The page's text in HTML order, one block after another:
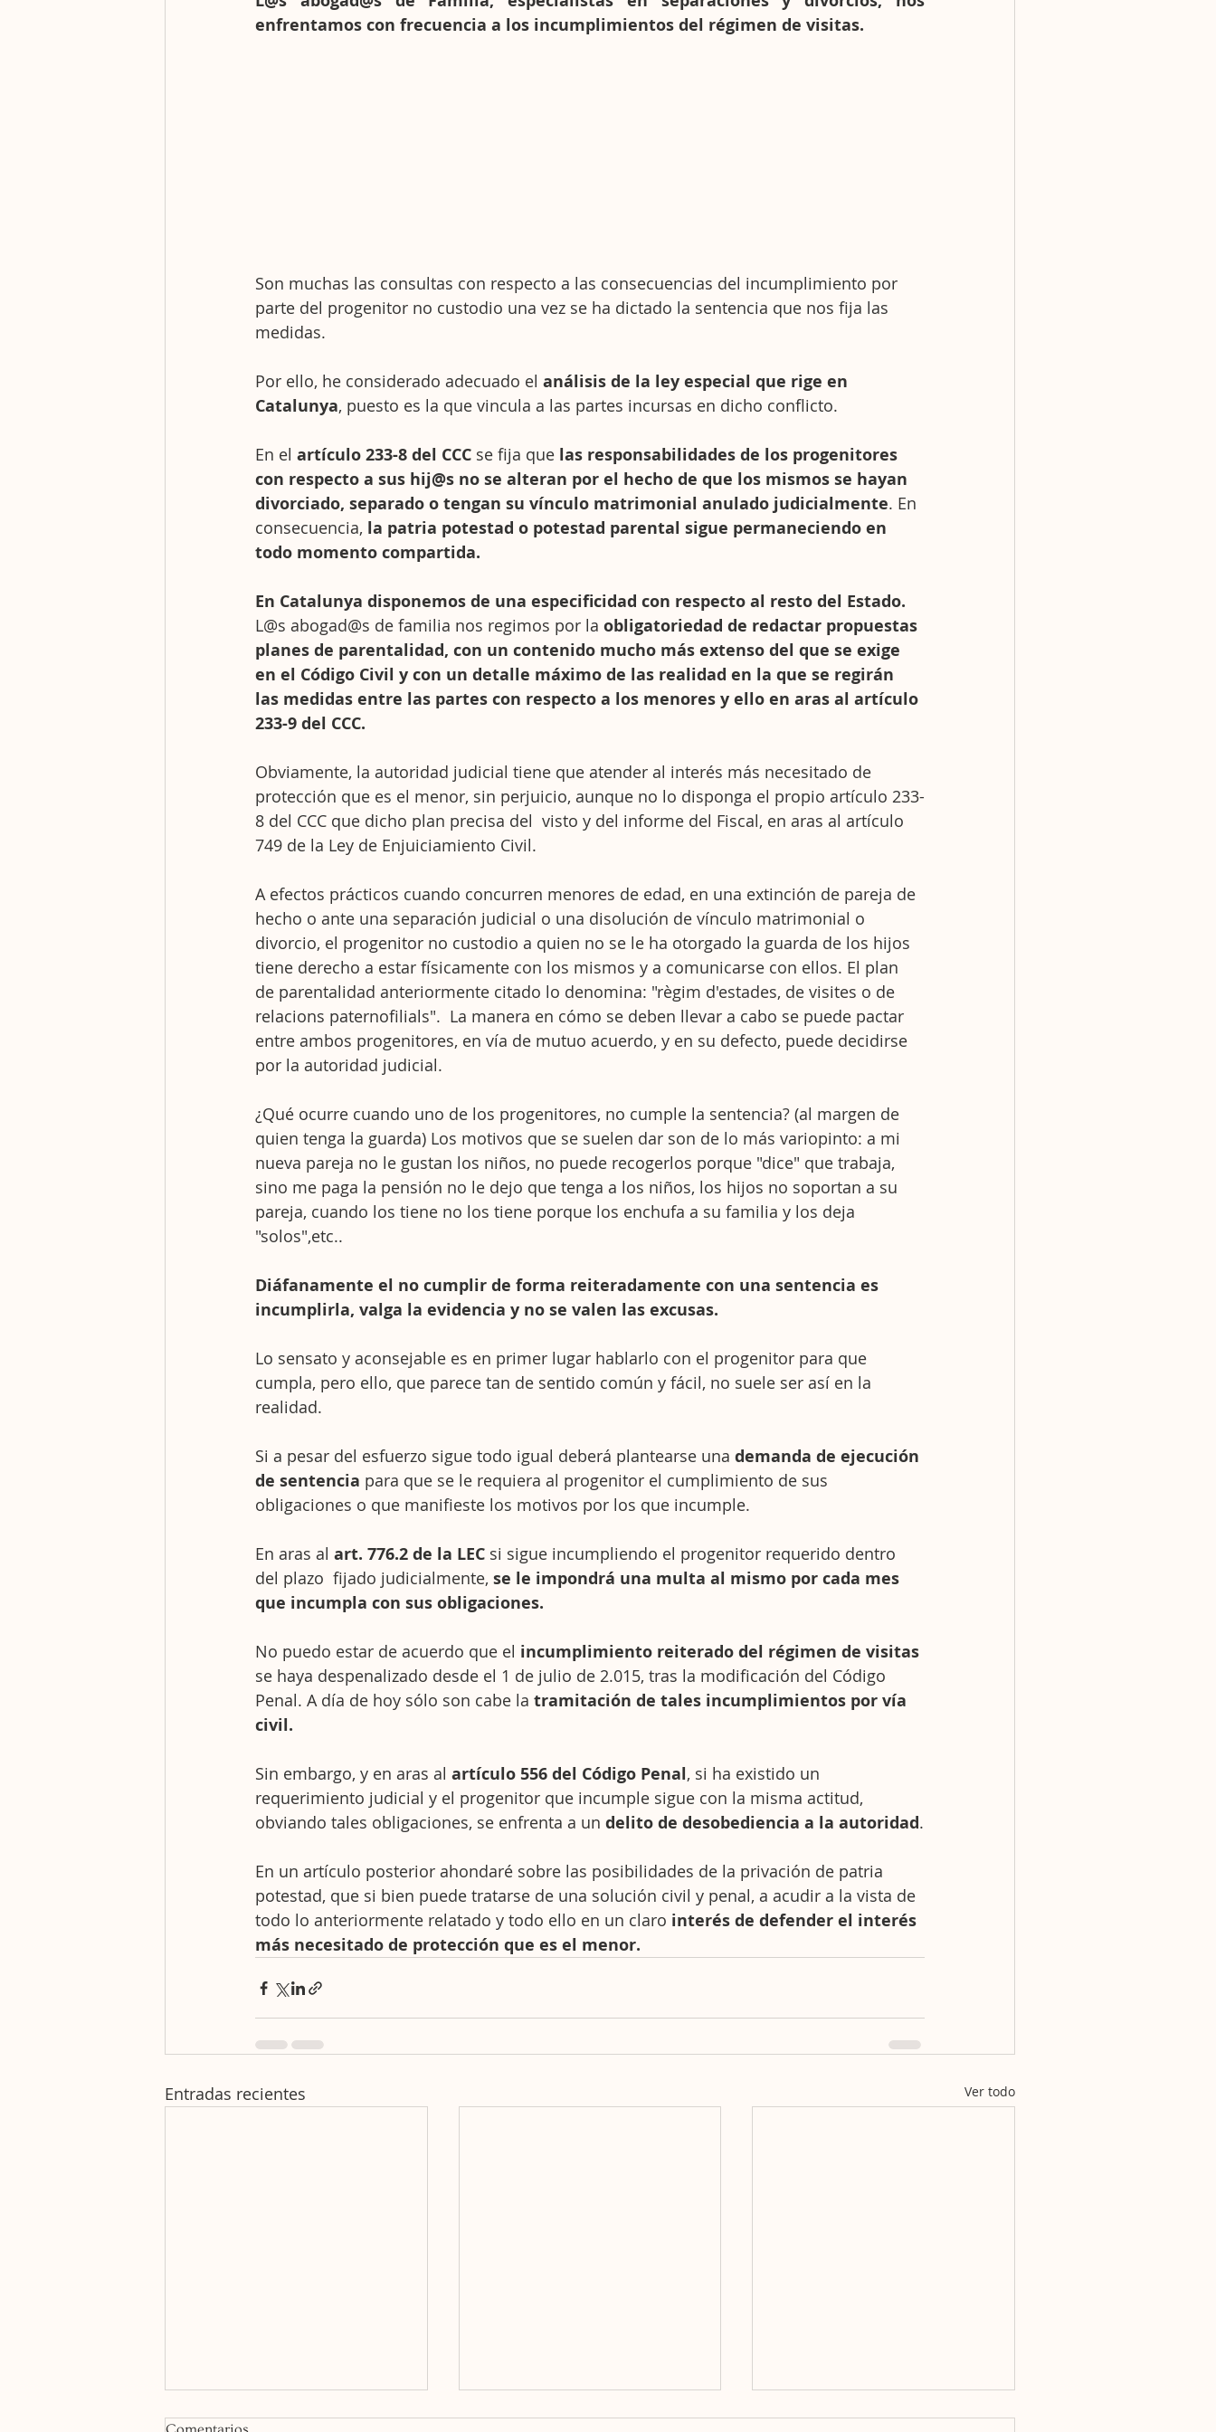
enfrentamos con frecuencia a los incumplimientos del régimen de visitas.
Son muchas las consultas con respecto a las consecuencias del incumplimiento por
parte del progenitor no custodio una vez se ha dictado la sentencia que nos fija las
medidas.
Por ello, he considerado adecuado el análisis de la ley especial que rige en
Catalunya, puesto es la que vincula a las partes incursas en dicho conflicto.
En el artículo 233-8 del CCC se fija que las responsabilidades de los progenitores
con respecto a sus hij@s no se alteran por el hecho de que los mismos se hayan
divorciado, separado o tengan su vínculo matrimonial anulado judicialmente. En
consecuencia, la patria potestad o potestad parental sigue permaneciendo en
todo momento compartida.
En Catalunya disponemos de una especificidad con respecto al resto del Estado.
L@s abogad@s de familia nos regimos por la obligatoriedad de redactar propuestas
planes de parentalidad, con un contenido mucho más extenso del que se exige
en el Código Civil y con un detalle máximo de las realidad en la que se regirán
las medidas entre las partes con respecto a los menores y ello en aras al artículo
233-9 del CCC.
Obviamente, la autoridad judicial tiene que atender al interés más necesitado de
protección que es el menor, sin perjuicio, aunque no lo disponga el propio artículo 233-
8 del CCC que dicho plan precisa del  visto y del informe del Fiscal, en aras al artículo
749 de la Ley de Enjuiciamiento Civil.
A efectos prácticos cuando concurren menores de edad, en una extinción de pareja de
hecho o ante una separación judicial o una disolución de vínculo matrimonial o
divorcio, el progenitor no custodio a quien no se le ha otorgado la guarda de los hijos
tiene derecho a estar físicamente con los mismos y a comunicarse con ellos. El plan
de parentalidad anteriormente citado lo denomina: "règim d'estades, de visites o de
relacions paternofilials".  La manera en cómo se deben llevar a cabo se puede pactar
entre ambos progenitores, en vía de mutuo acuerdo, y en su defecto, puede decidirse
por la autoridad judicial.
¿Qué ocurre cuando uno de los progenitores, no cumple la sentencia? (al margen de
quien tenga la guarda) Los motivos que se suelen dar son de lo más variopinto: a mi
nueva pareja no le gustan los niños, no puede recogerlos porque "dice" que trabaja,
sino me paga la pensión no le dejo que tenga a los niños, los hijos no soportan a su
pareja, cuando los tiene no los tiene porque los enchufa a su familia y los deja
"solos",etc..
Diáfanamente el no cumplir de forma reiteradamente con una sentencia es
incumplirla, valga la evidencia y no se valen las excusas.
Lo sensato y aconsejable es en primer lugar hablarlo con el progenitor para que
cumpla, pero ello, que parece tan de sentido común y fácil, no suele ser así en la
realidad.
Si a pesar del esfuerzo sigue todo igual deberá plantearse una demanda de ejecución
de sentencia para que se le requiera al progenitor el cumplimiento de sus
obligaciones o que manifieste los motivos por los que incumple.
En aras al art. 776.2 de la LEC si sigue incumpliendo el progenitor requerido dentro
del plazo  fijado judicialmente, se le impondrá una multa al mismo por cada mes
que incumpla con sus obligaciones.
No puedo estar de acuerdo que el incumplimiento reiterado del régimen de visitas
se haya despenalizado desde el 1 de julio de 2.015, tras la modificación del Código
Penal. A día de hoy sólo son cabe la tramitación de tales incumplimientos por vía
civil.
Sin embargo, y en aras al artículo 556 del Código Penal, si ha existido un
requerimiento judicial y el progenitor que incumple sigue con la misma actitud,
obviando tales obligaciones, se enfrenta a un delito de desobediencia a la autoridad.
En un artículo posterior ahondaré sobre las posibilidades de la privación de patria
potestad, que si bien puede tratarse de una solución civil y penal, a acudir a la vista de
todo lo anteriormente relatado y todo ello en un claro interés de defender el interés
más necesitado de protección que es el menor.
Entradas recientes Ver todo